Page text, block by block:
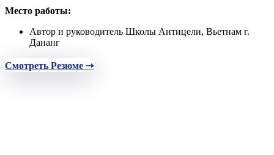
Место работы:
Автор и руководитель Школы Антицели, Вьетнам г.
Дананг
Смотреть Резюме ➝